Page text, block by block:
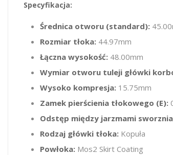
Specyfikacja:
Średnica otworu (standard):
Rozmiar tłoka: 44.97mm
Łączna wysokość: 48.00mm
Wymiar otworu tuleji główki
Wysoko kompresja: 15.75mm
Zamek pierścienia tłokowego (E):
Odstęp między jarzmami
Rodzaj główki tłoka: Kopuła
Powłoka: Mos2 Skirt Coating